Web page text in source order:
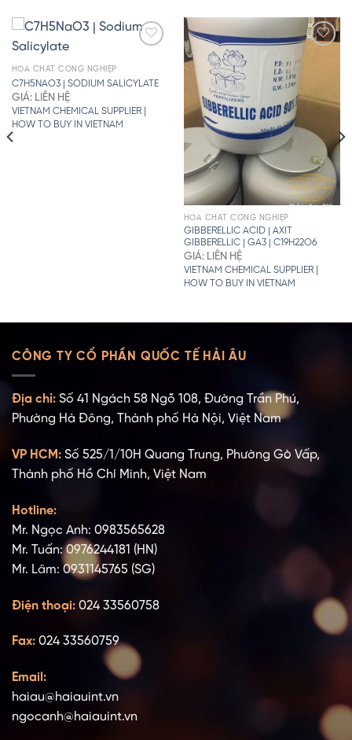
HÓA CHẤT CÔNG NGHIỆP
C7H5NAO3 | SODIUM SALICYLATE
GIÁ: LIÊN HỆ
VIETNAM CHEMICAL SUPPLIER|
HOW TO BUY IN VIETNAM
HÓA CHẤT CÔNG NGHIỆP
GIBBERELLIC ACID | AXIT
GIBBERELLIC | GA3 | C19H22O6
GIÁ: LIÊN HỆ
VIETNAM CHEMICAL SUPPLIER|
HOW TO BUY IN VIETNAM
CÔNG TY CỔ PHẦN QUỐC TẾ HẢI ÂU
Địa chỉ: Số 41 Ngách 58 Ngõ 108, Đường Trần Phú,
Phường Hà Đông, Thành phố Hà Nội, Việt Nam
VP HCM: Số 525/1/10H Quang Trung, Phường Gò Vấp,
Thành phố Hồ Chí Minh, Việt Nam
Hotline:
Mr. Ngọc Anh: 0983565628
Mr. Tuấn: 0976244181 (HN)
Mr. Lâm: 0931145765 (SG)
Điện thoại: 024 33560758
Fax: 024 33560759
Email:
haiau@haiauint.vn
ngocanh@haiauint.vn